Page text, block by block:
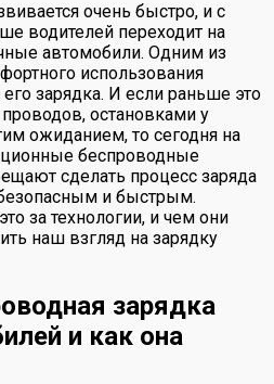
очень быстро, и с
водителей переходит на
автомобили. Одним из
использования
зарядка. И если раньше это
остановками у
ожиданием, то сегодня на
беспроводные
сделать процесс заряда
и быстрым.
за технологии, и чем они
наш взгляд на зарядку
зарядка
и как она